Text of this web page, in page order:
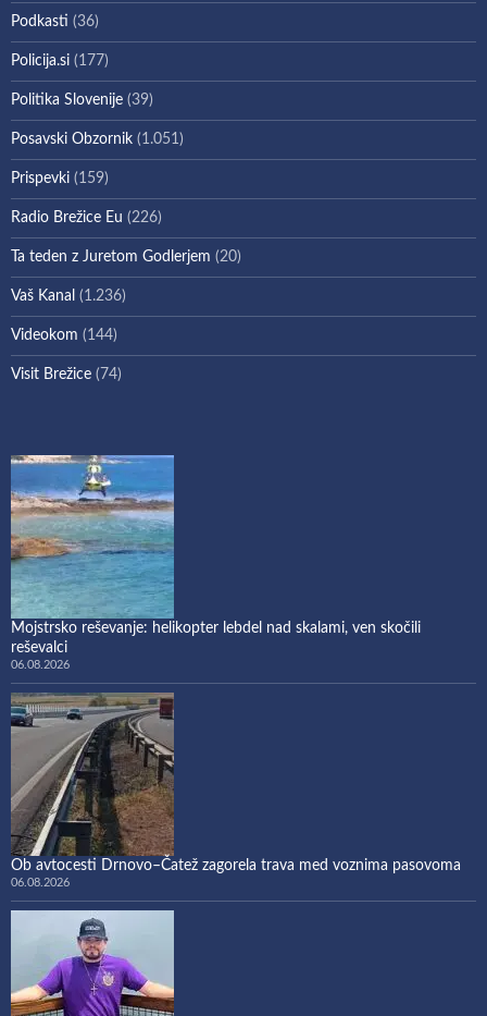
Podkasti (36)
Policija.si (177)
Politika Slovenije (39)
Posavski Obzornik (1.051)
Prispevki (159)
Radio Brežice Eu (226)
Ta teden z Juretom Godlerjem (20)
Vaš Kanal (1.236)
Videokom (144)
Visit Brežice (74)
Mojstrsko reševanje: helikopter lebdel nad skalami, ven skočili
reševalci
06.08.2026
Ob avtocesti Drnovo–Čatež zagorela trava med voznima pasovoma
06.08.2026